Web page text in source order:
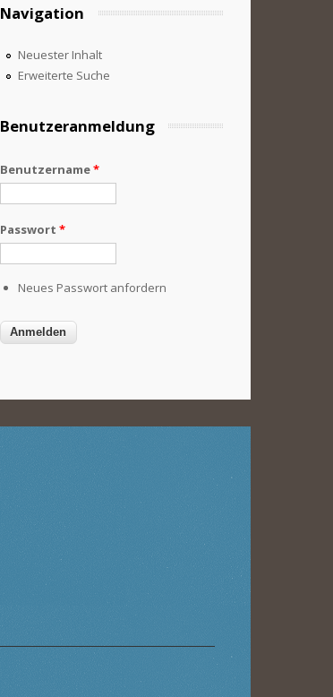
Navigation
Neuester Inhalt
Erweiterte Suche
Benutzeranmeldung
Benutzername*
Passwort *
Neues Passwort anfordern